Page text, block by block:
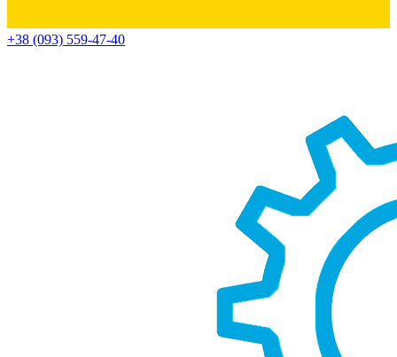
+38 (093) 559-47-40